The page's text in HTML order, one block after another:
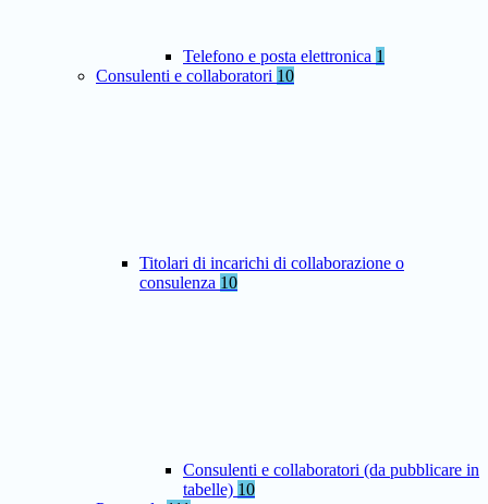
Telefono e posta elettronica 1
Consulenti e collaboratori 10
Titolari di incarichi di collaborazione o
consulenza 10
Consulenti e collaboratori (da pubblicare in
tabelle) 10